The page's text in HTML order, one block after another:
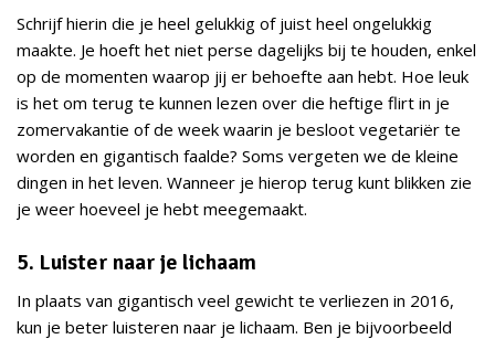
Schrijf hierin die je heel gelukkig of juist heel ongelukkig
maakte. Je hoeft het niet perse dagelijks bij te houden, enkel
op de momenten waarop jij er behoefte aan hebt. Hoe leuk
is het om terug te kunnen lezen over die heftige flirt in je
zomervakantie of de week waarin je besloot vegetariër te
worden en gigantisch faalde? Soms vergeten we de kleine
dingen in het leven. Wanneer je hierop terug kunt blikken zie
je weer hoeveel je hebt meegemaakt.
5. Luister naar je lichaam
In plaats van gigantisch veel gewicht te verliezen in 2016,
kun je beter luisteren naar je lichaam. Ben je bijvoorbeeld